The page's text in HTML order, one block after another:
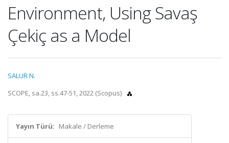
Environment, Using Savaş
Çekiç as a Model
SALUR N.
SCOPE, sa.23, ss.47-51, 2022 (Scopus)
Yayın Türü: Makale / Derleme